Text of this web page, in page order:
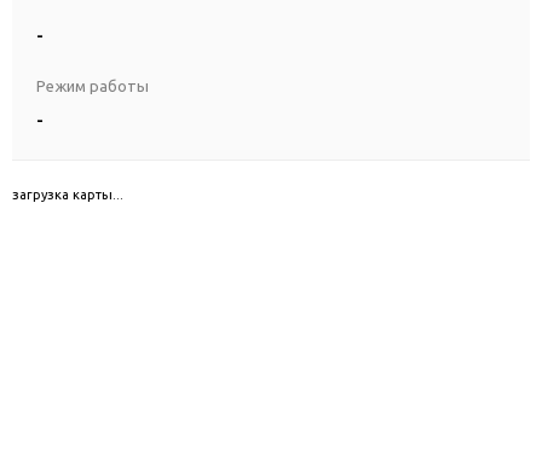
-
Режим работы
-
загрузка карты...